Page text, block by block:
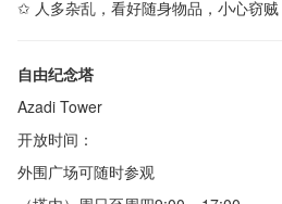
✩ 人多杂乱，看好随身物品，小心窃贼
自由纪念塔
Azadi Tower
开放时间：
外围广场可随时参观